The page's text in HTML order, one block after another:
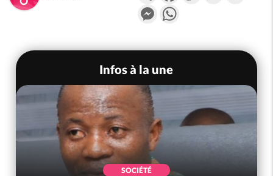
Messenger
Infos à la une
SOCIÉTÉ